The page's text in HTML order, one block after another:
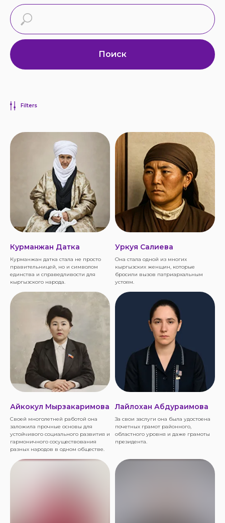
Поиск
Filters
Курманжан Датка
Курманжан датка стала не просто
правительницей, но и символом
единства и справедливости для
кыргызского народа.
Уркуя Салиева
Она стала одной из многих
кыргызских женщин, которые
бросили вызов патриархальным
устоям.
Айкокул Мырзакаримова
Своей многолетней работой она
заложила прочные основы для
устойчивого социального развития и
гармоничного сосуществования
разных народов в одном обществе.
Лайлохан Абдураимова
За свои заслуги она была удостоена
почетных грамот районного,
областного уровня и даже грамоты
президента.